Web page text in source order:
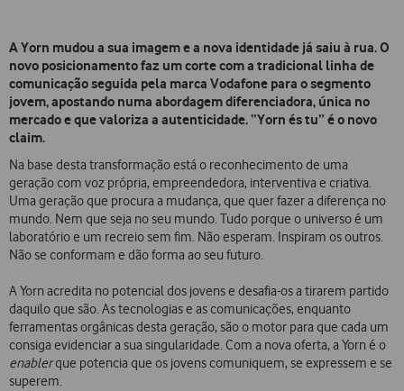
A Yorn mudou a sua imagem e a nova identidade já saiu à rua. O
novo posicionamento faz um corte com a tradicional linha de
comunicação seguida pela marca Vodafone para o segmento
jovem, apostando numa abordagem diferenciadora, única no
mercado e que valoriza a autenticidade. “Yorn és tu” é o novo
claim.
Na base desta transformação está o reconhecimento de uma
geração com voz própria, empreendedora, interventiva e criativa.
Uma geração que procura a mudança, que quer fazer a diferença no
mundo. Nem que seja no seu mundo. Tudo porque o universo é um
laboratório e um recreio sem fim. Não esperam. Inspiram os outros.
Não se conformam e dão forma ao seu futuro.
A Yorn acredita no potencial dos jovens e desafia-os a tirarem partido
daquilo que são. As tecnologias e as comunicações, enquanto
ferramentas orgânicas desta geração, são o motor para que cada um
consiga evidenciar a sua singularidade. Com a nova oferta, a Yorn é o
enablerque potencia que os jovens comuniquem, se expressem e se
superem.